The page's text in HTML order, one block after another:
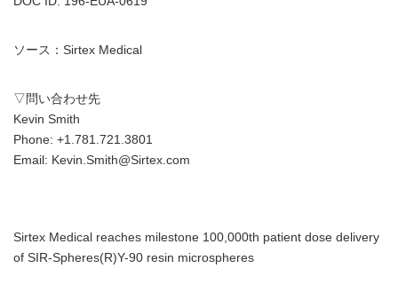
ソース：Sirtex Medical
▽問い合わせ先
Kevin Smith
Phone: +1.781.721.3801
Email: Kevin.Smith@Sirtex.com
Sirtex Medical reaches milestone 100,000th patient dose delivery
of SIR-Spheres(R)Y-90 resin microspheres